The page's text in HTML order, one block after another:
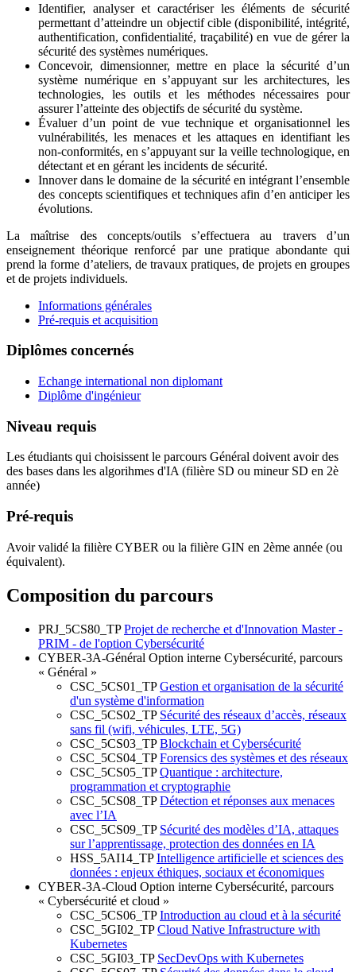
Identifier, analyser et caractériser les éléments de sécurité
permettant d’atteindre un objectif cible (disponibilité, intégrité,
authentification, confidentialité, traçabilité) en vue de gérer la
sécurité des systèmes numériques.
Concevoir, dimensionner, mettre en place la sécurité d’un
système numérique en s’appuyant sur les architectures, les
technologies, les outils et les méthodes nécessaires pour
assurer l’atteinte des objectifs de sécurité du système.
Évaluer d’un point de vue technique et organisationnel les
vulnérabilités, les menaces et les attaques en identifiant les
non-conformités, en s’appuyant sur la veille technologique, en
détectant et en gérant les incidents de sécurité.
Innover dans le domaine de la sécurité en intégrant l’ensemble
des concepts scientifiques et techniques afin d’en anticiper les
évolutions.
La maîtrise des concepts/outils s’effectuera au travers d’un
enseignement théorique renforcé par une pratique abondante qui
prend la forme d’ateliers, de travaux pratiques, de projets en groupes
et de projets individuels.
Informations générales
Pré-requis et acquisition
Diplômes concernés
Echange international non diplomant
Diplôme d'ingénieur
Niveau requis
Les étudiants qui choisissent le parcours Général doivent avoir des
des bases dans les algorihmes d'IA (filière SD ou mineur SD en 2è
année)
Pré-requis
Avoir validé la filière CYBER ou la filière GIN en 2ème année (ou
équivalent).
Composition du parcours
PRJ_5CS80_TP Projet de recherche et d'Innovation Master -
PRIM - de l'option Cybersécurité
CYBER-3A-Général Option interne Cybersécurité, parcours
« Général »
CSC_5CS01_TP Gestion et organisation de la sécurité
d'un système d'information
CSC_5CS02_TP Sécurité des réseaux d’accès, réseaux
sans fil (wifi, véhicules, LTE, 5G)
CSC_5CS03_TP Blockchain et Cybersécurité
CSC_5CS04_TP Forensics des systèmes et des réseaux
CSC_5CS05_TP Quantique : architecture,
programmation et cryptographie
CSC_5CS08_TP Détection et réponses aux menaces
avec l’IA
CSC_5CS09_TP Sécurité des modèles d’IA, attaques
sur l’apprentissage, protection des données en IA
HSS_5AI14_TP Intelligence artificielle et sciences des
données : enjeux éthiques, sociaux et économiques
CYBER-3A-Cloud Option interne Cybersécurité, parcours
« Cybersécurité et cloud »
CSC_5CS06_TP Introduction au cloud et à la sécurité
CSC_5GI02_TP Cloud Native Infrastructure with
Kubernetes
CSC_5GI03_TP SecDevOps with Kubernetes